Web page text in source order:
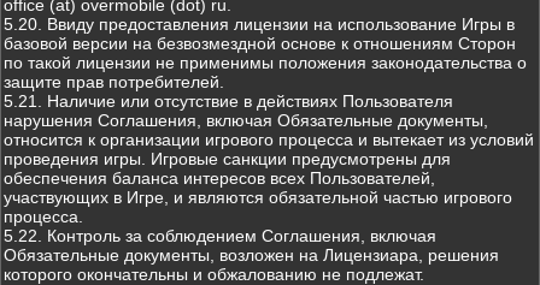
office (at) overmobile (dot) ru.
5.20. Ввиду предоставления лицензии на использование Игры в
базовой версии на безвозмездной основе к отношениям Сторон
по такой лицензии не применимы положения законодательства о
защите прав потребителей.
5.21. Наличие или отсутствие в действиях Пользователя
нарушения Соглашения, включая Обязательные документы,
относится к организации игрового процесса и вытекает из условий
проведения игры. Игровые санкции предусмотрены для
обеспечения баланса интересов всех Пользователей,
участвующих в Игре, и являются обязательной частью игрового
процесса.
5.22. Контроль за соблюдением Соглашения, включая
Обязательные документы, возложен на Лицензиара, решения
которого окончательны и обжалованию не подлежат.